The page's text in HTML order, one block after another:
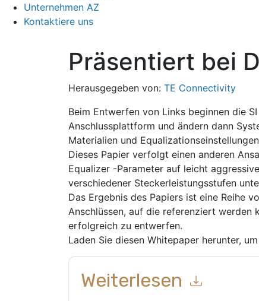
Unternehmen AZ
Kontaktiere uns
Präsentiert bei
Herausgegeben von: TE Connectivity
Beim Entwerfen von Links beginnen die
Anschlussplattform und ändern dann
Materialien und
Dieses Papier verfolgt einen anderen
Equalizer -Parameter auf leicht
verschiedener Steckerleistungsstufen
Das Ergebnis des Papiers ist eine Reihe
Anschlüssen, auf die referenziert werden
erfolgreich zu entwerfen.
Laden Sie diesen Whitepaper herunter,
Weiterlesen